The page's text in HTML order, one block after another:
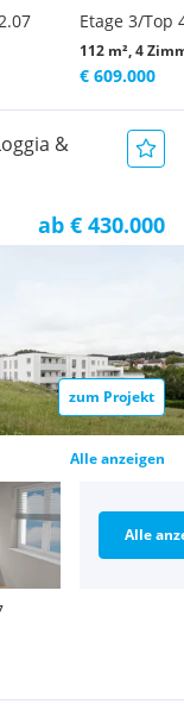
Etage 3/Top
112 m², 4
€ 609.000
&
ab € 430.000
zum Projekt
Alle anzeigen
Alle